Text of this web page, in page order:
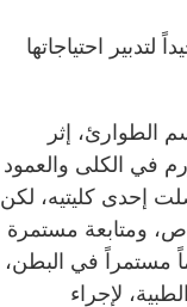
3000 درهم، مورداً وحيداً لتدبير احتياجاتها
الطوارئ، إثر
في الكلى والعمود
إحدى كليتيه، لكن
ومتابعة مستمرة
مستمراً في البطن،
لإجراء